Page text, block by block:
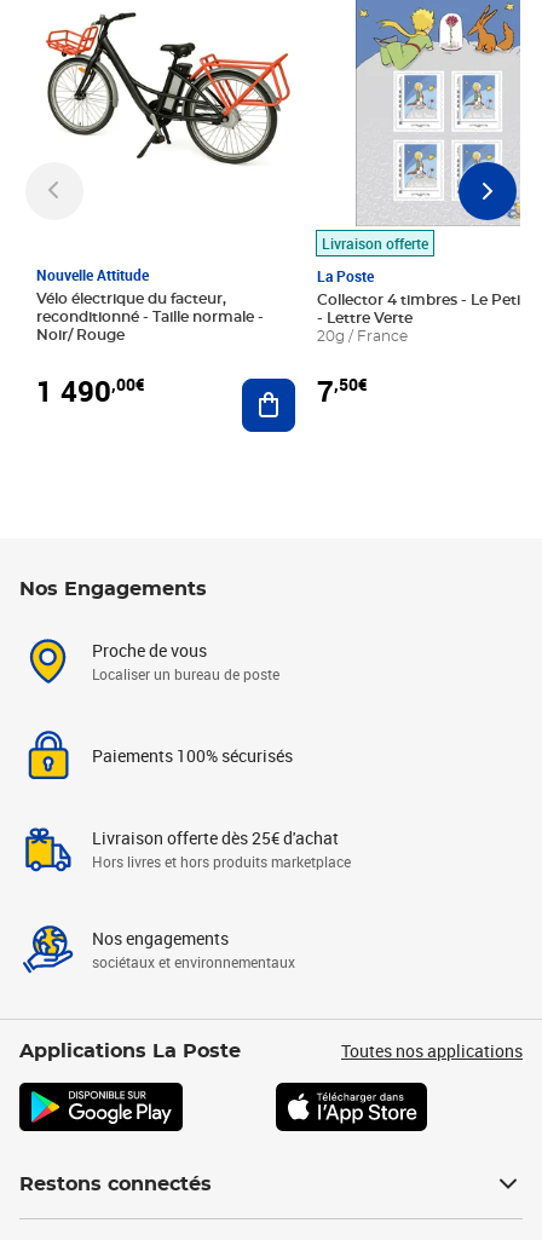
Nouvelle Attitude
Vélo électrique du facteur,
reconditionné - Taille normale -
Noir/ Rouge
1 490,00€ Ajouter au panier
Livraison offerte
La Poste
Collector 4 timbres - Le Petit
- Lettre Verte
20g / France
7,50€
Nos Engagements
Proche de vous
Localiser un bureau de poste
Paiements 100% sécurisés
Livraison offerte dès 25€ d'achat
Hors livres et hors produits marketplace
Nos engagements
sociétaux et environnementaux
Applications La Poste Toutes nos applications
Restons connectés